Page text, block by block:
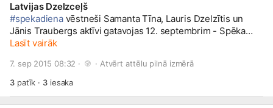
Latvijas Dzelzceļš
#spekadienavēstneši Samanta Tīna, Lauris Dzelzītis un
Jānis Traubergs aktīvi gatavojas 12. septembrim - Spēka
dienai! Turpini gatavoties arī Tu, lietojot tēmturi
www.spekadiena.lv/
Lasīt vairāk
7. sep 2015 08:32 · · Atvērt attēlu pilnā izmērā
3patīk · 3iesaka